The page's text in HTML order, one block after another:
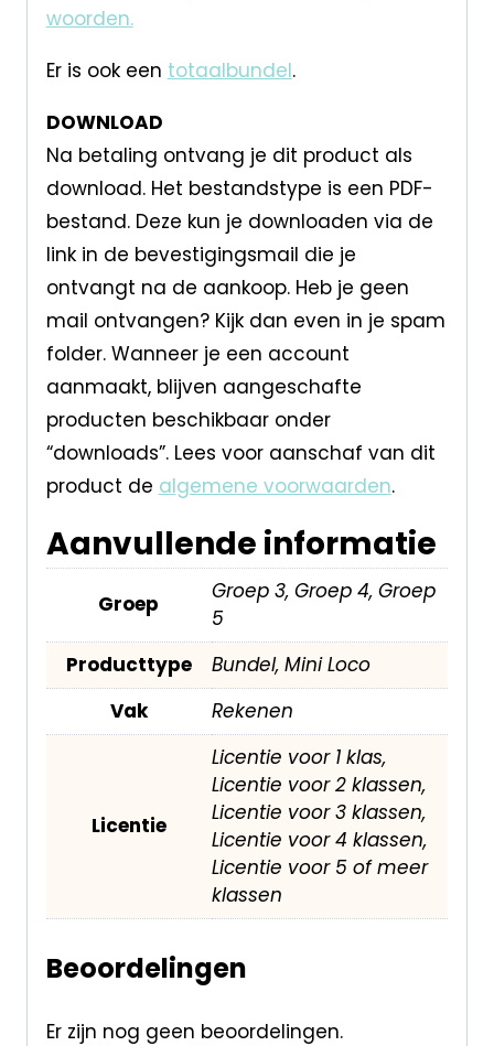
woorden.
Er is ook een totaalbundel.
DOWNLOAD
Na betaling ontvang je dit product als
download. Het bestandstype is een PDF-
bestand. Deze kun je downloaden via de
link in de bevestigingsmail die je
ontvangt na de aankoop. Heb je geen
mail ontvangen? Kijk dan even in je spam
folder. Wanneer je een account
aanmaakt, blijven aangeschafte
producten beschikbaar onder
“downloads”. Lees voor aanschaf van dit
product de algemene voorwaarden.
Aanvullende informatie
Groep
Groep 3, Groep 4, Groep
5
Producttype
Bundel, Mini Loco
Vak
Rekenen
Licentie
Licentie voor 1 klas,
Licentie voor 2 klassen,
Licentie voor 3 klassen,
Licentie voor 4 klassen,
Licentie voor 5 of meer
klassen
Beoordelingen
Er zijn nog geen beoordelingen.